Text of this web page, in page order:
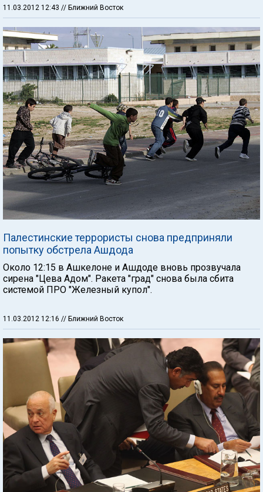
11.03.2012 12:43 // Ближний Восток
Палестинские террористы снова предприняли
попытку обстрела Ашдода
Около 12:15 в Ашкелоне и Ашдоде вновь прозвучала
сирена "Цева Адом". Ракета "град" снова была сбита
системой ПРО "Железный купол".
11.03.2012 12:16 // Ближний Восток